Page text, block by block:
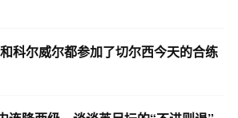
科尔威尔都参加了切尔西今天的合练